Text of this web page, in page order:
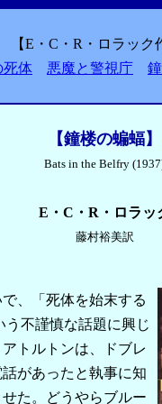
【E・C・R・ロラック
死体
悪魔と警視庁
【鐘楼の蝙蝠】
Bats in the Belfry
E・C・R・ロラッ
藤村裕美訳
、「死体を始末する
う不謹慎な話題に興じ
トルトンは、ドブレ
があったと執事に知
た。どうやらブルー